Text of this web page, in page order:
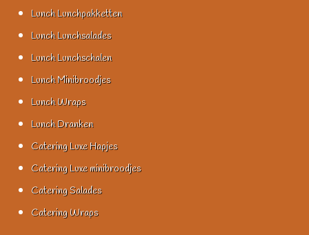
Lunch Lunchpakketten
Lunch Lunchsalades
Lunch Lunchschalen
Lunch Minibroodjes
Lunch Wraps
Lunch Dranken
Catering Luxe Hapjes
Catering Luxe minibroodjes
Catering Salades
Catering Wraps